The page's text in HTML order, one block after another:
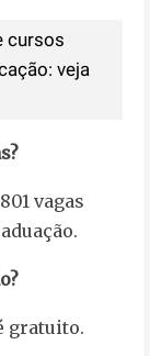
cursos
veja
vagas
gratuito.